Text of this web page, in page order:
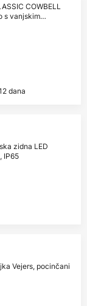
COWBELL
s vanjskim
dana
zidna LED
IP65
Vejers, pocinčani